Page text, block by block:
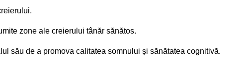
zone ale creierului tânăr sănătos.
său de a promova calitatea somnului și sănătatea cognitivă.